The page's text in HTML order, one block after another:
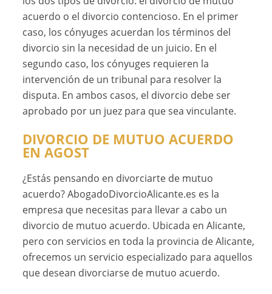
acuerdo o el divorcio contencioso. En el primer
caso, los cónyuges acuerdan los términos del
divorcio sin la necesidad de un juicio. En el
segundo caso, los cónyuges requieren la
intervención de un tribunal para resolver la
disputa. En ambos casos, el divorcio debe ser
aprobado por un juez para que sea vinculante.
DIVORCIO DE MUTUO ACUERDO
EN AGOST
¿Estás pensando en divorciarte de mutuo
acuerdo? AbogadoDivorcioAlicante.es es la
empresa que necesitas para llevar a cabo un
divorcio de mutuo acuerdo. Ubicada en Alicante,
pero con servicios en toda la provincia de Alicante,
ofrecemos un servicio especializado para aquellos
que desean divorciarse de mutuo acuerdo.